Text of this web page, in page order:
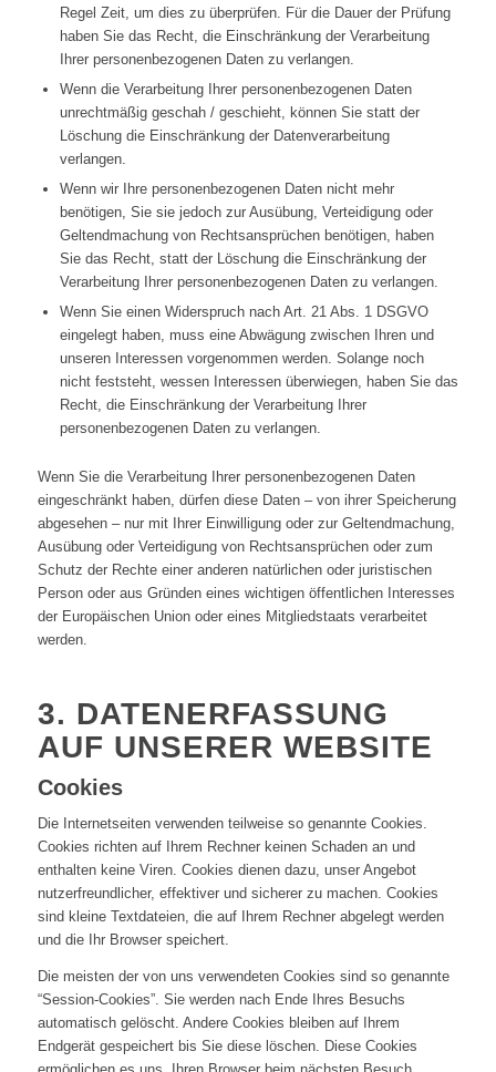
Regel Zeit, um dies zu überprüfen. Für die Dauer der Prüfung
haben Sie das Recht, die Einschränkung der Verarbeitung
Ihrer personenbezogenen Daten zu verlangen.
Wenn die Verarbeitung Ihrer personenbezogenen Daten
unrechtmäßig geschah / geschieht, können Sie statt der
Löschung die Einschränkung der Datenverarbeitung
verlangen.
Wenn wir Ihre personenbezogenen Daten nicht mehr
benötigen, Sie sie jedoch zur Ausübung, Verteidigung oder
Geltendmachung von Rechtsansprüchen benötigen, haben
Sie das Recht, statt der Löschung die Einschränkung der
Verarbeitung Ihrer personenbezogenen Daten zu verlangen.
Wenn Sie einen Widerspruch nach Art. 21 Abs. 1 DSGVO
eingelegt haben, muss eine Abwägung zwischen Ihren und
unseren Interessen vorgenommen werden. Solange noch
nicht feststeht, wessen Interessen überwiegen, haben Sie das
Recht, die Einschränkung der Verarbeitung Ihrer
personenbezogenen Daten zu verlangen.
Wenn Sie die Verarbeitung Ihrer personenbezogenen Daten
eingeschränkt haben, dürfen diese Daten – von ihrer Speicherung
abgesehen – nur mit Ihrer Einwilligung oder zur Geltendmachung,
Ausübung oder Verteidigung von Rechtsansprüchen oder zum
Schutz der Rechte einer anderen natürlichen oder juristischen
Person oder aus Gründen eines wichtigen öffentlichen Interesses
der Europäischen Union oder eines Mitgliedstaats verarbeitet
werden.
3. DATENERFASSUNG
AUF UNSERER WEBSITE
Cookies
Die Internetseiten verwenden teilweise so genannte Cookies.
Cookies richten auf Ihrem Rechner keinen Schaden an und
enthalten keine Viren. Cookies dienen dazu, unser Angebot
nutzerfreundlicher, effektiver und sicherer zu machen. Cookies
sind kleine Textdateien, die auf Ihrem Rechner abgelegt werden
und die Ihr Browser speichert.
Die meisten der von uns verwendeten Cookies sind so genannte
“Session-Cookies”. Sie werden nach Ende Ihres Besuchs
automatisch gelöscht. Andere Cookies bleiben auf Ihrem
Endgerät gespeichert bis Sie diese löschen. Diese Cookies
ermöglichen es uns, Ihren Browser beim nächsten Besuch